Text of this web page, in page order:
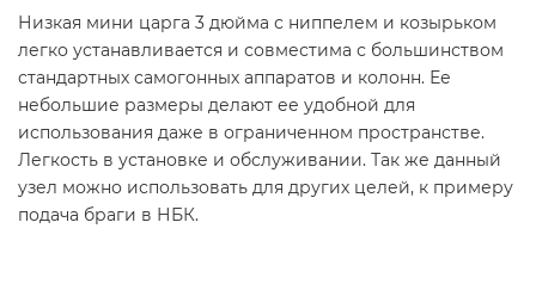
Низкая мини царга 3 дюйма с ниппелем и козырьком
легко устанавливается и совместима с большинством
стандартных самогонных аппаратов и колонн. Ее
небольшие размеры делают ее удобной для
использования даже в ограниченном пространстве.
Легкость в установке и обслуживании. Так же данный
узел можно использовать для других целей, к примеру
подача браги в НБК.